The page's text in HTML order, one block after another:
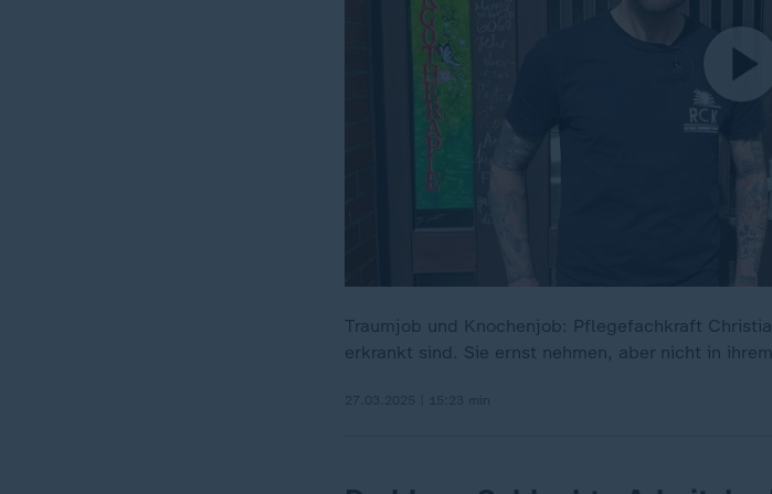
Traumjob und Knochenjob: Pflegefachkraft
erkrankt sind. Sie ernst nehmen, aber nicht in